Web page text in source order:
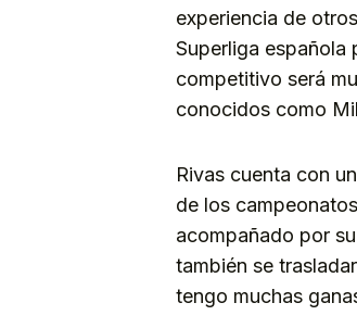
experiencia de
Superliga española
competitivo será
conocidos como
Rivas cuenta con
de los
acompañado por
también se
tengo muchas